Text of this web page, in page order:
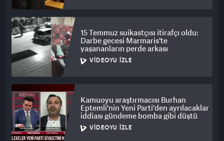
15 Temmuz suikastçısı itirafçı oldu:
Darbe gecesi Marmaris'te
yaşananların perde arkası
VIDEOYU İZLE
Kamuoyu araştırmacısı Burhan
Eptemli'nin Yeni Parti'den ayrılacaklar
iddiası gündeme bomba gibi düştü
VIDEOYU İZLE